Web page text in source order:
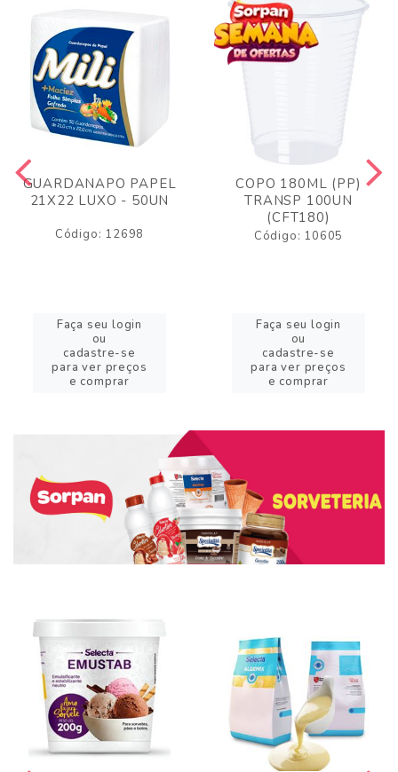
GUARDANAPO PAPEL
21X22 LUXO - 50UN
Código: 12698
Faça seu login
ou
cadastre-se
para ver preços
e comprar
COPO 180ML (PP)
TRANSP 100UN
(CFT180)
Código: 10605
Faça seu login
ou
cadastre-se
para ver preços
e comprar